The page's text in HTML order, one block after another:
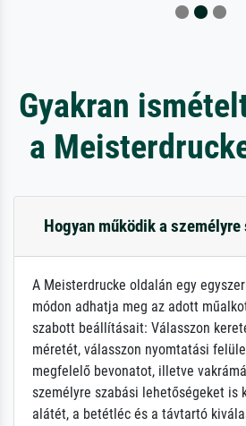
Gyakran
a
Hogyan működik a személyre
A Meisterdrucke oldalán egy
módon adhatja meg az adott
szabott beállításait: Válasszon
méretét, válasszon nyomtatási
megfelelő bevonatot, illetve
személyre szabási lehetőségeket is
alátét, a betétléc és a távtartó